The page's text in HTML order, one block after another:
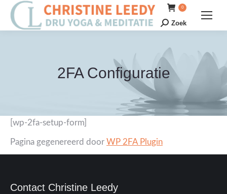
0
Zoeken:
Zoek
2FA Configuratie
[wp-2fa-setup-form]
Pagina gegenereerd door WP 2FA Plugin
Contact Christine Leedy